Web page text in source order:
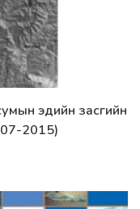
эдийн засгийн
2015)